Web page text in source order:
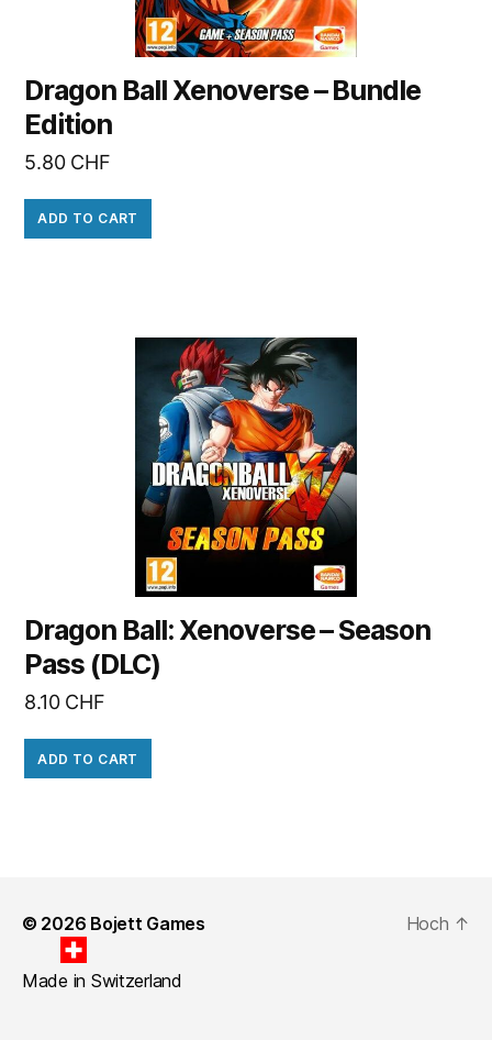
Dragon Ball Xenoverse – Bundle
Edition
5.80 CHF
ADD TO CART
Dragon Ball: Xenoverse – Season
Pass (DLC)
8.10 CHF
ADD TO CART
© 2026 Bojett Games
Made in Switzerland
Hoch ↑